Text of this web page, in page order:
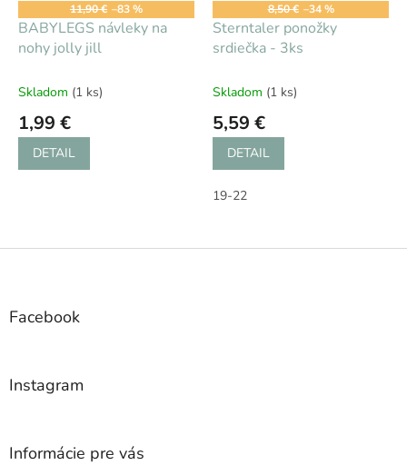
11,90 € –83 %
BABYLEGS návleky na
nohy jolly jill
Skladom (1 ks)
1,99 €
DETAIL
8,50 € –34 %
Sterntaler ponožky
srdiečka - 3ks
Skladom (1 ks)
5,59 €
DETAIL
19-22
Z
Facebook
Instagram
Informácie pre vás